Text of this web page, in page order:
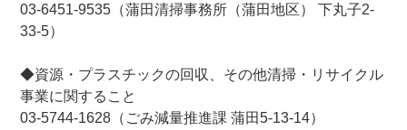
03-6451-9535（蒲田清掃事務所（蒲田地区） 下丸子2-
33-5）
◆資源・プラスチックの回収、その他清掃・リサイクル
事業に関すること
03-5744-1628（ごみ減量推進課 蒲田5-13-14）